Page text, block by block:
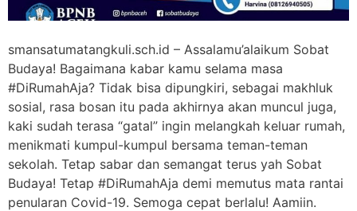
smansatumatangkuli.sch.id – Assalamu’alaikum Sobat
Budaya! Bagaimana kabar kamu selama masa
#DiRumahAja? Tidak bisa dipungkiri, sebagai makhluk
sosial, rasa bosan itu pada akhirnya akan muncul juga,
kaki sudah terasa “gatal” ingin melangkah keluar rumah,
menikmati kumpul-kumpul bersama teman-teman
sekolah. Tetap sabar dan semangat terus yah Sobat
Budaya! Tetap #DiRumahAja demi memutus mata rantai
penularan Covid-19. Semoga cepat berlalu! Aamiin.